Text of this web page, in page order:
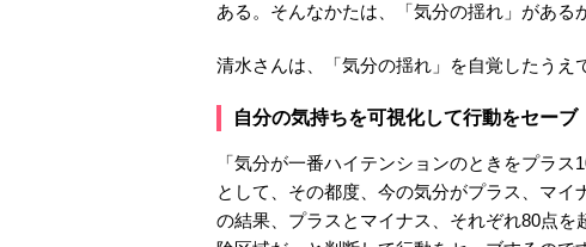
ある。そんなかたは、「気分の揺れ」がある
清水さんは、「気分の揺れ」を自覚したうえ
自分の気持ちを可視化して行動をセーブ
「気分が一番ハイテンションのときをプラ
として、その都度、今の気分がプラス、マ
の結果、プラスとマイナス、それぞれ80点